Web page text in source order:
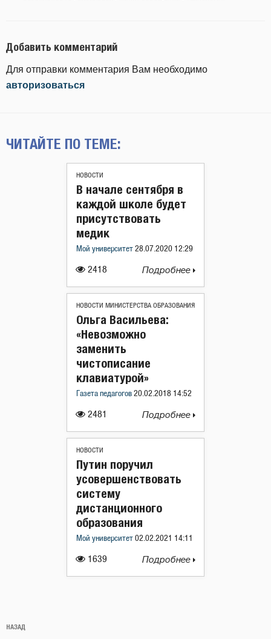
Добавить комментарий
Для отправки комментария Вам необходимо
авторизоваться
ЧИТАЙТЕ ПО ТЕМЕ:
НОВОСТИ
2418
В начале сентября в
каждой школе будет
присутствовать
медик
Мой университет 28.07.2020 12:29
Подробнее
НОВОСТИ МИНИСТЕРСТВА ОБРАЗОВАНИЯ
2481
Ольга Васильева:
«Невозможно
заменить
чистописание
клавиатурой»
Газета педагогов 20.02.2018 14:52
Подробнее
НОВОСТИ
1639
Путин поручил
усовершенствовать
систему
дистанционного
образования
Мой университет 02.02.2021 14:11
Подробнее
по
Предыдущая
НАЗАД